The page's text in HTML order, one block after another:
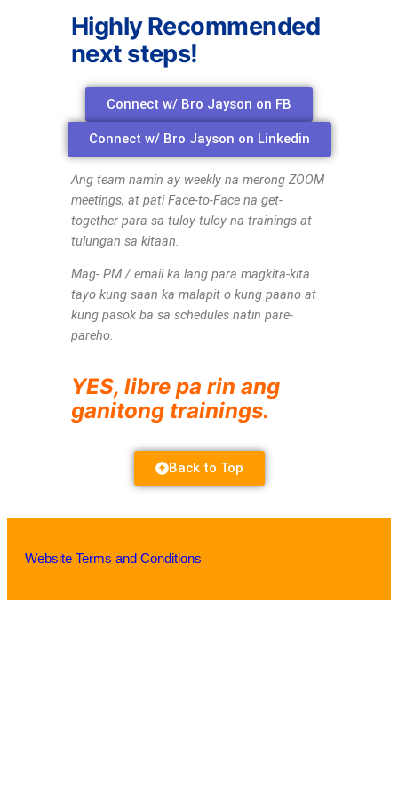
Highly Recommended
next steps!
Connect w/ Bro Jayson on FB
Connect w/ Bro Jayson on Linkedin
Ang team namin ay weekly na merong ZOOM
meetings, at pati Face-to-Face na get-
together para sa tuloy-tuloy na trainings at
tulungan sa kitaan.
Mag- PM / email ka lang para magkita-kita
tayo kung saan ka malapit o kung paano at
kung pasok ba sa schedules natin pare-
pareho.
YES, libre pa rin ang
ganitong trainings.
Back to Top
Website Terms and Conditions